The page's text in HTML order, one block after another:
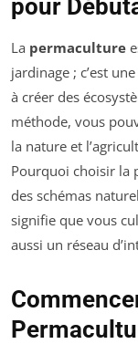
pour
La permaculture
jardinage ; c’est
à créer des
méthode, vous
la nature et
Pourquoi choisir la
des schémas
signifie que vous
aussi un réseau